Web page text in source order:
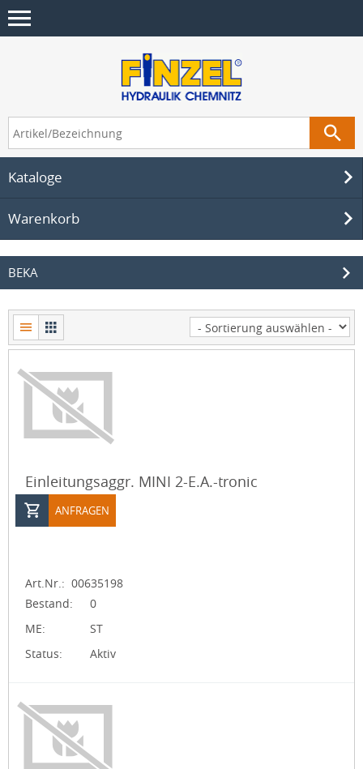
Kataloge
Warenkorb
BEKA
Einleitungsaggr. MINI 2-E.A.-tronic
ANFRAGEN
Art.Nr.: 00635198
Bestand:
0
ME:
ST
Status:
Aktiv